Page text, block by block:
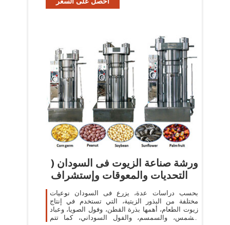
ورشة صناعة الزيوت فى السودان (
التحديات والمعوقات وإستشراف
بحسب دراسات عدة، يزرع فى السودان نوعيات
مختلفة من البذور الزيتية، التي تستخدم في إنتاج
زيوت الطعام، أهمها بذرة القطن، وفول الصويا، وعباد
الشمس، والسمسم، والفول السوداني، كما تتم